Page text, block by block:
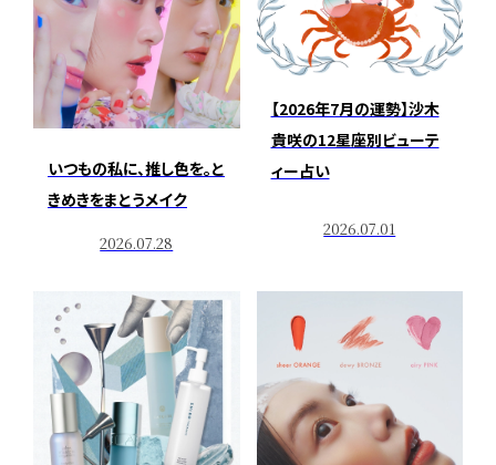
いつもの私に、推し色を。と
きめきをまとうメイク
2026.07.28
【2026年7月の運勢】沙木
貴咲の12星座別ビューテ
ィー占い
2026.07.01